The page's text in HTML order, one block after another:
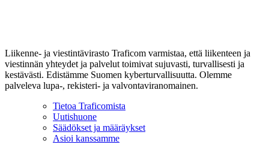
Liikenne- ja viestintävirasto Traficom varmistaa, että liikenteen ja
viestinnän yhteydet ja palvelut toimivat sujuvasti, turvallisesti ja
kestävästi. Edistämme Suomen kyberturvallisuutta. Olemme
palveleva lupa-, rekisteri- ja valvontaviranomainen.
Tietoa Traficomista
Uutishuone
Säädökset ja määräykset
Asioi kanssamme